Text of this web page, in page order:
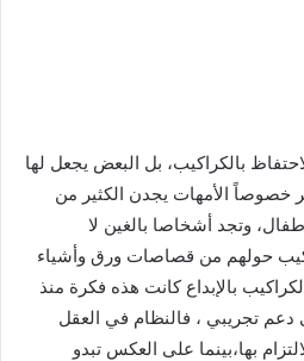
بالكراكيب، بل البعض يجعل لها
خصوصاً الأمهات يجدن الكثير من
وتجد أشخاصا بالغين لا
حولهم من قصاصات ورق وأشياء
بالإبداع كانت هذه فكرة منذ
دعم تجريبي ، فالنظام في العقل
بها،بينما على العكس تبدو